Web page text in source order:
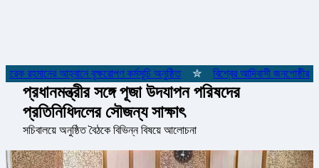
রহমানের আহ্বানে বৃক্ষরোপণ কর্মসূচি অনুষ্ঠিত ✮ বিশ্বের আদিবাসী জনগোষ্ঠীর
প্রধানমন্ত্রীর সঙ্গে পূজা উদযাপন পরিষদের
প্রতিনিধিদলের সৌজন্য সাক্ষাৎ
সচিবালয়ে অনুষ্ঠিত বৈঠকে বিভিন্ন বিষয়ে আলোচনা